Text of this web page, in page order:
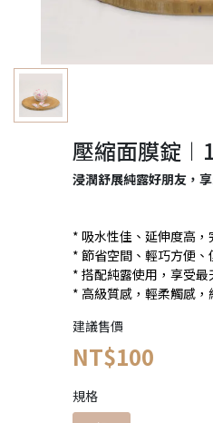
壓縮面膜錠
* 吸水性佳、延伸度高
* 節省空間、輕巧方便、
* 搭配純露使用，享受最
* 高級質感，輕柔觸感
浸潤舒展純露好朋友，
建議售價
NT$100
規格